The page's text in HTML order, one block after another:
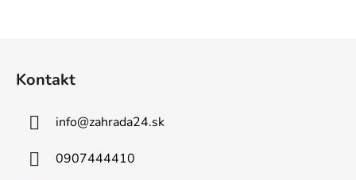
Kontakt
info@zahrada24.sk
0907444410